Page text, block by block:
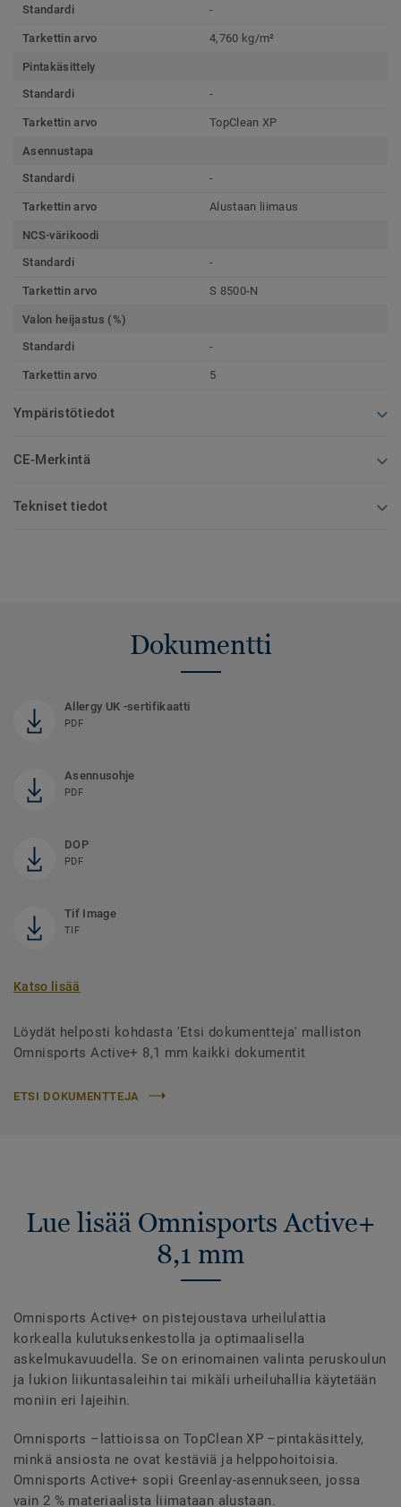
Standardi
-
Tarkettin arvo 4,760 kg/m²
Pintakäsittely
Standardi
-
Tarkettin arvo TopClean XP
Asennustapa
Standardi
-
Tarkettin arvo Alustaan liimaus
NCS-värikoodi
Standardi
-
Tarkettin arvo S 8500-N
Valon heijastus (%)
Standardi
-
Tarkettin arvo 5
Ympäristötiedot
CE-Merkintä
Tekniset tiedot
Dokumentti
Allergy UK -sertifikaatti
PDF
Asennusohje
PDF
DOP
PDF
Tif Image
TIF
Katso lisää
Löydät helposti kohdasta 'Etsi dokumentteja' malliston
Omnisports Active+ 8,1 mm kaikki dokumentit
ETSI DOKUMENTTEJA
Lue lisää Omnisports Active+
8,1 mm
Omnisports Active+ on pistejoustava urheilulattia
korkealla kulutuksenkestolla ja optimaalisella
askelmukavuudella. Se on erinomainen valinta peruskoulun
ja lukion liikuntasaleihin tai mikäli urheiluhallia käytetään
moniin eri lajeihin.
Omnisports –lattioissa on TopClean XP –pintakäsittely,
minkä ansiosta ne ovat kestäviä ja helppohoitoisia.
Omnisports Active+ sopii Greenlay-asennukseen, jossa
vain 2 % materiaalista liimataan alustaan.